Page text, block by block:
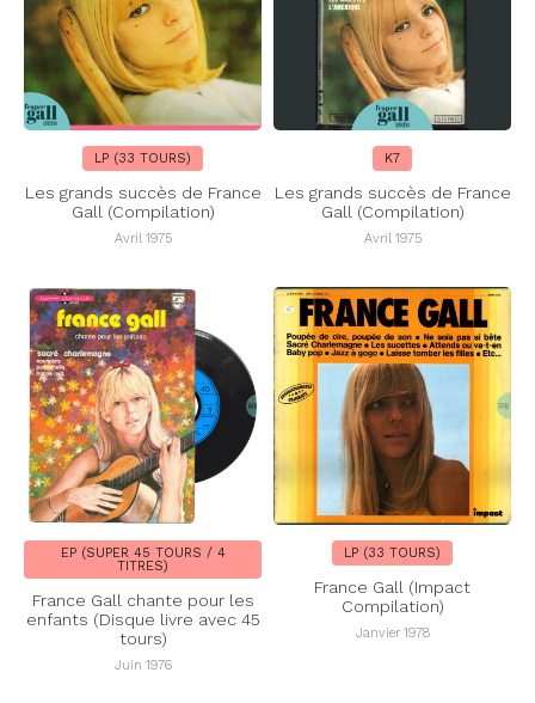
LP (33 TOURS)
Les grands succès de France
Gall (Compilation)
Avril 1975
K7
Les grands succès de France
Gall (Compilation)
Avril 1975
EP (SUPER 45 TOURS / 4
TITRES)
France Gall chante pour les
enfants (Disque livre avec 45
tours)
Juin 1976
LP (33 TOURS)
France Gall (Impact
Compilation)
Janvier 1978